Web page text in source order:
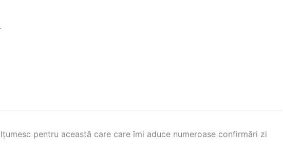
pentru această care care îmi aduce numeroase confirmări zi